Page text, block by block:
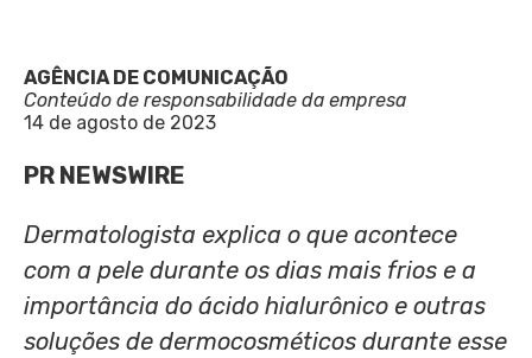
AGÊNCIA DE COMUNICAÇÃO
Conteúdo de responsabilidade da empresa
14 de agosto de 2023
PR NEWSWIRE
Dermatologista explica o que acontece
com a pele durante os dias mais frios e a
importância do ácido hialurônico e outras
soluções de dermocosméticos durante esse